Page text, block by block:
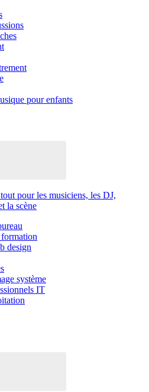
pour enfants
pour les musiciens, les DJ,
la scène
design
système
IT